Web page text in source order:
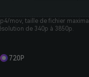
mov, taille de fichier
de 340p à 3850p.
720P